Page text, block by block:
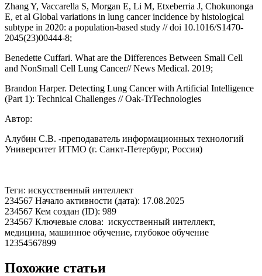
Zhang Y, Vaccarella S, Morgan E, Li M, Etxeberria J, Chokunonga
E, et al Global variations in lung cancer incidence by histological
subtype in 2020: a population-based study // doi 10.1016/S1470-
2045(23)00444-8;
Benedette Cuffari. What are the Differences Between Small Cell
and NonSmall Cell Lung Cancer// News Medical. 2019;
Brandon Harper. Detecting Lung Cancer with Artificial Intelligence
(Part 1): Technical Challenges // Oak-TrTechnologies
Автор:
Алубин С.В. -преподаватель информационных технологий
Университет ИТМО (г. Санкт-Петербург, Россия)
Теги: искусственный интеллект
234567 Начало активности (дата): 17.08.2025
234567 Кем создан (ID): 989
234567 Ключевые слова: искусственный интеллект,
медицина, машинное обучение, глубокое обучение
12354567899
Похожие статьи